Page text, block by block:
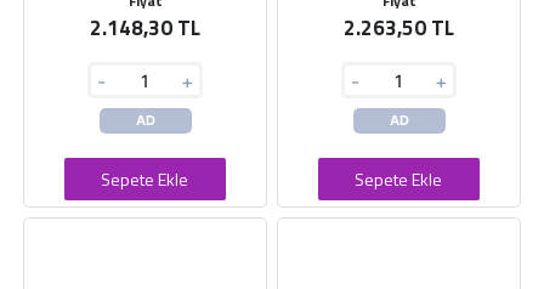
2.148,30 TL
- +
AD
Sepete Ekle
2.263,50 TL
- +
AD
Sepete Ekle